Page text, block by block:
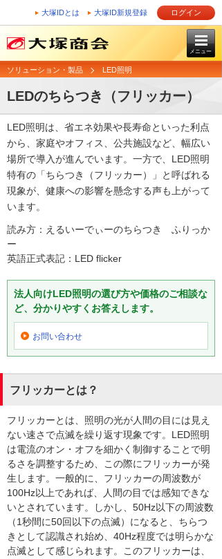
大塚IDとは 大塚ID新規登録 ログイン
メニュー
ソリューション・製品 LED照明
LEDのちらつき（フリッカー）
LED照明は、省エネ効果や長寿命といった利点
から、家庭やオフィス、公共施設など、幅広い
場所で導入が進んでいます。一方で、LED照明
特有の「ちらつき（フリッカー）」と呼ばれる
現象が、健康への影響を懸念する声も上がって
います。
読み方：えるいーでぃーのちらつき ふりっか
ー
英語正式表記：LED flicker
法人向けLED照明の選び方や価格のご相談な
ど、分かりやすくお答えします。
お問い合わせ
フリッカーとは？
フリッカーとは、照明の光が人間の目には見え
ない速さで点滅を繰り返す現象です。LED照明
は電流のオン・オフを細かく制御することで明
るさを調整するため、この際にフリッカーが発
生します。一般的に、フリッカーの周波数が
100Hz以上であれば、人間の目では感知できな
いとされています。しかし、50Hz以下の周波数
（1秒間に50回以下の点滅）になると、ちらつ
きとして認識され始め、40Hz程度では明らかな
点滅として感じられます。このフリッカーは、